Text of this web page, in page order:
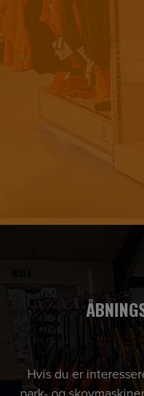
Hvis du er